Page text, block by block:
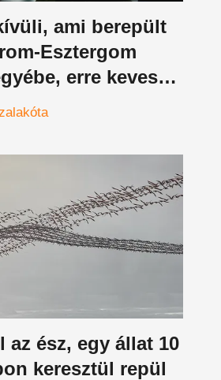
ami berepült
Esztergom
erre kevesen
a tudósok
az ész, egy állat 10
keresztül repül